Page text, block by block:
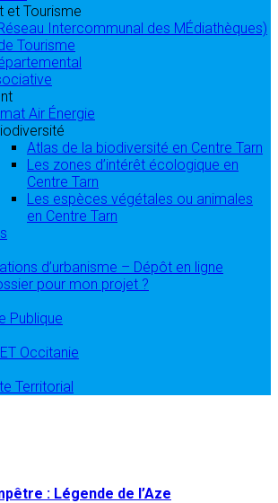
et Tourisme
Intercommunal des MÉdiathèques)
Tourisme
Air Énergie
Atlas de la biodiversité en Centre Tarn
Les zones d’intérêt écologique en
Centre Tarn
Les espèces végétales ou animales
en Centre Tarn
d’urbanisme – Dépôt en ligne
pour mon projet ?
Publique
Occitanie
Territorial
: Légende de l’Aze